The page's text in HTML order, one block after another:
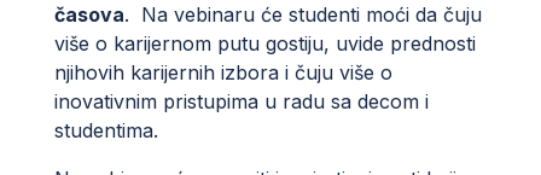
časova. Na vebinaru će studenti moći da čuju
više o karijernom putu gostiju, uvide prednosti
njihovih karijernih izbora i čuju više o
inovativnim pristupima u radu sa decom i
studentima.